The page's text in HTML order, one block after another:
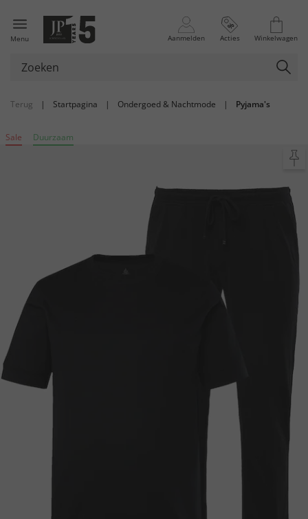
Menu Aanmelden Acties Winkelwagen
Terug | Startpagina | Ondergoed & Nachtmode | Pyjama's
Sale Duurzaam